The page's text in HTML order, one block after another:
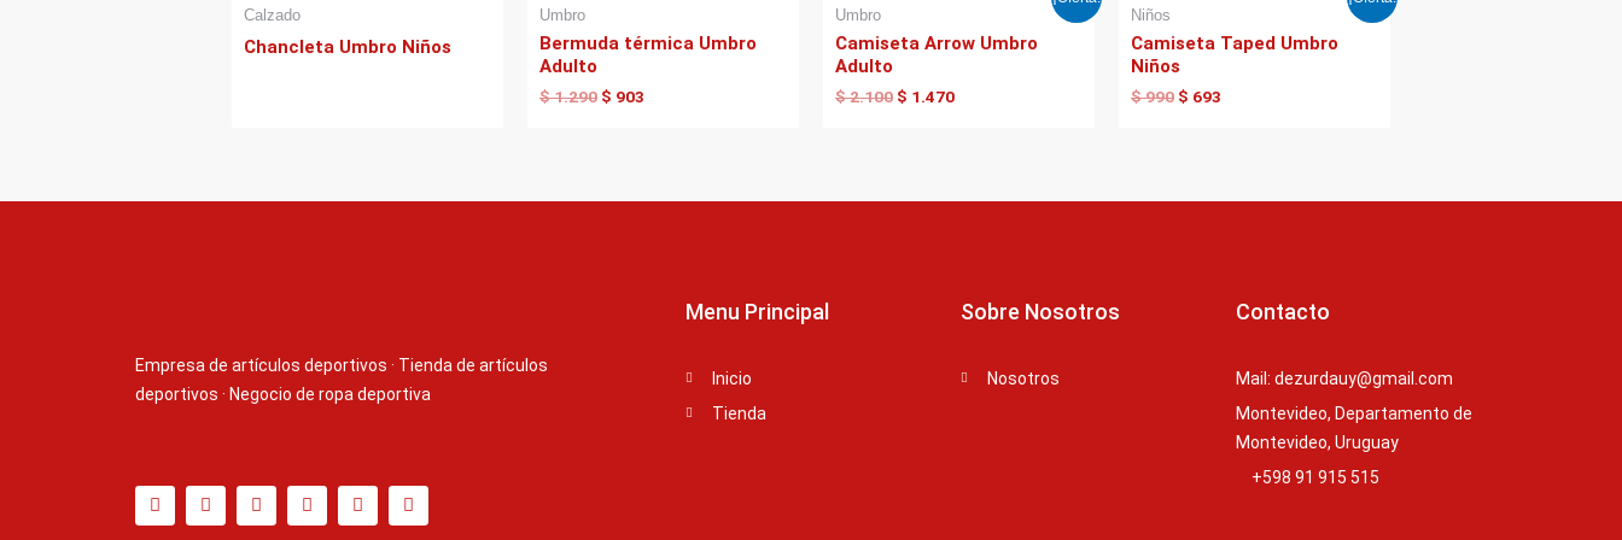
Calzado
Chancleta Umbro Niños
Umbro
Bermuda térmica Umbro
Adulto
$1.290
era:
$ 903
es:
Umbro
Camiseta Arrow Umbro
Adulto
$2.100
era:
$ 1.470
es:
Niños
Camiseta Taped Umbro
Niños
$990
era:
$ 990.
$ 693
es:
Empresa de artículos deportivos · Tienda de artículos
deportivos · Negocio de ropa deportiva
w
i
t
a
c
e
r
i
b
o
u
t
i
n
t
e
d
i
Menu Principal
Inicio
Tienda
Sobre Nosotros
Nosotros
Contacto
Mail: dezurdauy@gmail.com
Montevideo, Departamento de
Montevideo, Uruguay
+598 91 915 515